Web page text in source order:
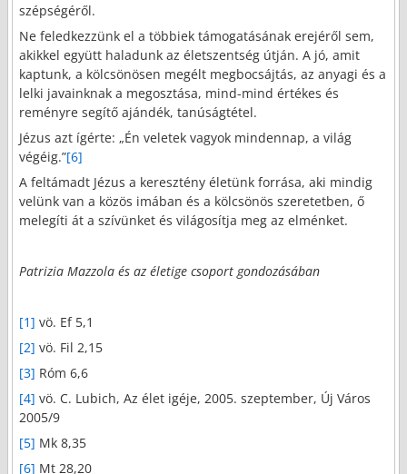
szépségéről.
Ne feledkezzünk el a többiek támogatásának erejéről sem,
akikkel együtt haladunk az életszentség útján. A jó, amit
kaptunk, a kölcsönösen megélt megbocsájtás, az anyagi és a
lelki javainknak a megosztása, mind-mind értékes és
reményre segítő ajándék, tanúságtétel.
Jézus azt ígérte: „Én veletek vagyok mindennap, a világ
végéig.”[6]
A feltámadt Jézus a keresztény életünk forrása, aki mindig
velünk van a közös imában és a kölcsönös szeretetben, ő
melegíti át a szívünket és világosítja meg az elménket.
Patrizia Mazzola és az életige csoport gondozásában
[1] vö. Ef 5,1
[2] vö. Fil 2,15
[3] Róm 6,6
[4] vö. C. Lubich, Az élet igéje, 2005. szeptember, Új Város
2005/9
[5] Mk 8,35
[6] Mt 28,20